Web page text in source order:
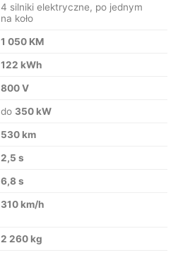
4 silniki elektryczne, po jednym
na koło
1 050 KM
122 kWh
800 V
do 350 kW
530 km
2,5 s
6,8 s
310 km/h
2 260 kg